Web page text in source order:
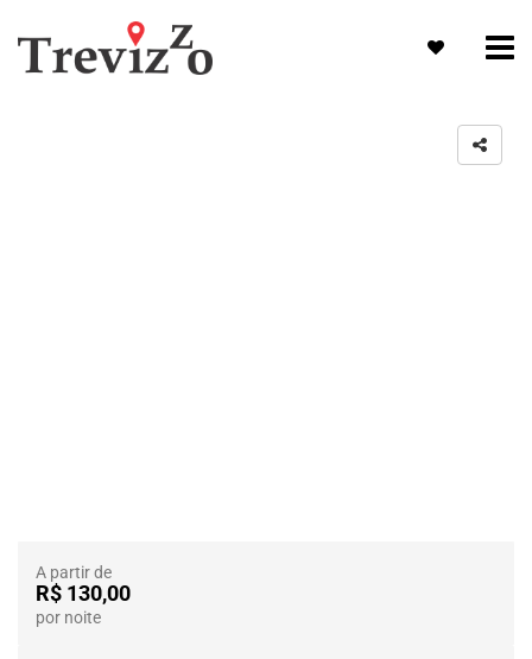
A partir de
R$ 130,00
por noite